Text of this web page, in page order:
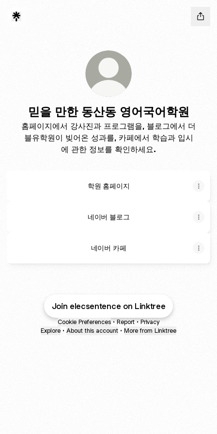
믿을 만한 동산동 영어국어학원
홈페이지에서 강사진과 프로그램을, 블로그에서 더
블유학원이 빚어온 성과를, 카페에서 학습과 입시
에 관한 정보를 확인하세요.
학원 홈페이지
네이버 블로그
네이버 카페
Join elecsentence on Linktree
Cookie Preferences • Report • Privacy
Explore • About this account • More from Linktree